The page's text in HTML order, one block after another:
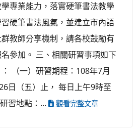
專業能力，落實硬筆書法教學
硬筆書法風氣，並建立市內語
教師分享機制，請各校鼓勵有
參加。 三、相關研習事項如下
： （一）研習期程：108年7月
日（五）止， 每日上午9時至
習地點：...
觀看完整文章